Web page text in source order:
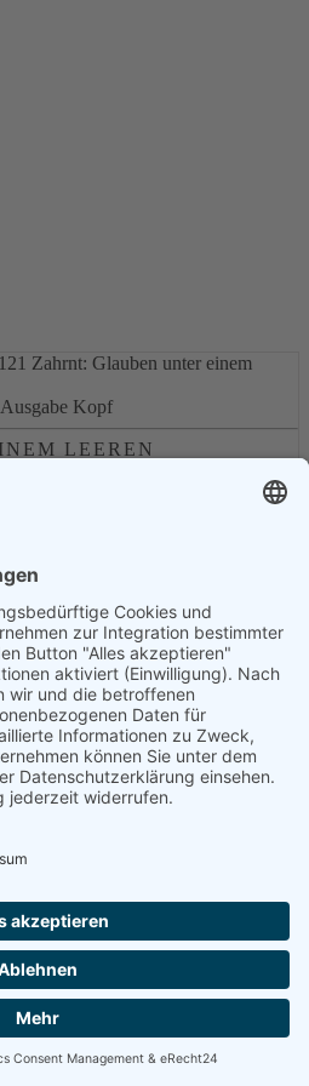
Zahrnt: Glauben unter einem
LEEREN
leeren Himmel
Zahrnt
Landeskirchenamtes Bayern und des
Bayern